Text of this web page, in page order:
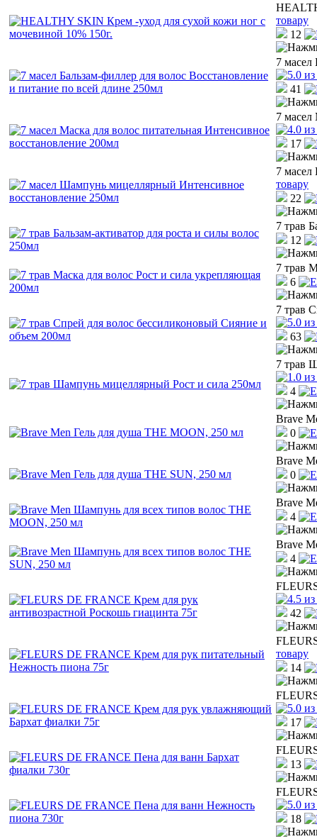
товару
12
7 масел
41
7 масел
17
7
товару
22
7 трав
12
7 трав
6
7 трав
63
7 трав
4
Brave
0
Brave
0
Brave
4
Brave
4
42
товару
14
17
13
18